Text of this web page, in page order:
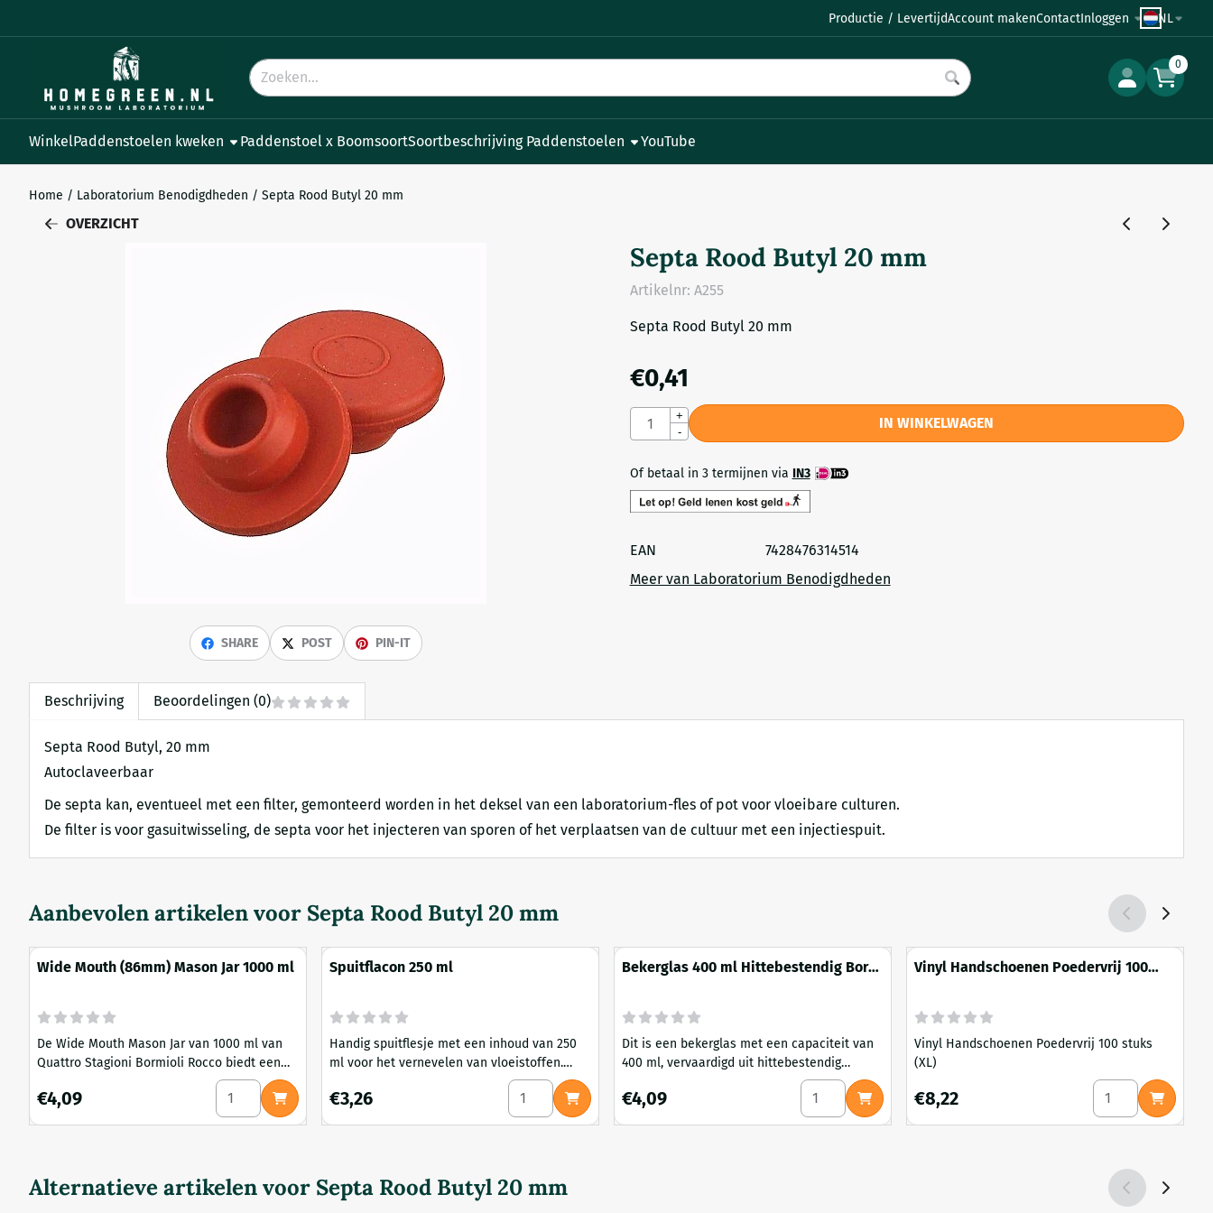
Productie / LevertijdAccount makenContactInloggen NL
Zoeken 0
WinkelPaddenstoelen kweken Paddenstoel x BoomsoortSoortbeschrijving Paddenstoelen YouTube
Home / Laboratorium Benodigdheden / Septa Rood Butyl 20 mm
OVERZICHT
SHARE POST PIN-IT
Septa Rood Butyl 20 mm
Artikelnr: A255
Septa Rood Butyl 20 mm
€0,41
Aantal
+
-
IN WINKELWAGEN
Of betaal in 3 termijnen via IN3
EAN
7428476314514
Meer van Laboratorium Benodigdheden
Beschrijving Beoordelingen (0)
Septa Rood Butyl, 20 mm
Autoclaveerbaar
De septa kan, eventueel met een filter, gemonteerd worden in het deksel van een laboratorium-fles of pot voor vloeibare culturen.
De filter is voor gasuitwisseling, de septa voor het injecteren van sporen of het verplaatsen van de cultuur met een injectiespuit.
Aanbevolen artikelen voor Septa Rood Butyl 20 mm
Wide Mouth (86mm) Mason Jar 1000 ml
De Wide Mouth Mason Jar van 1000 ml van
Quattro Stagioni Bormioli Rocco biedt een
breed scala aan toepassingen, van het
bewaren van zelfgemaakte jam en sauzen
tot het opslaan van droge ingrediënten zoals
van de pot een eenvoudige taak, wat het
ideaal maakt voor dagelijks gebru...
Prijs: 4,09
€4,09 Aantal kiezen voor Wide Mouth (86mm) Mason Jar 1000 ml
Spuitflacon 250 ml
Handig spuitflesje met een inhoud van 250
ml voor het vernevelen van vloeistoffen.
Bestand tegen alcohol oplossingen.
Prijs: 3,26
€3,26 Aantal kiezen voor Spuitflacon 250 ml
Bekerglas 400 ml Hittebestendig Boro
Dit is een bekerglas met een capaciteit van
400 ml, vervaardigd uit hittebestendig
borosilicaatglas. Het betreft een laag model.
Geschikt voor algemeen
Prijs: 4,09
€4,09 Aantal kiezen voor Bekerglas 400 ml Hittebestendig Boro Laag
Vinyl Handschoenen Poedervrij 100
Vinyl Handschoenen Poedervrij 100 stuks
(XL)
Prijs: 8,22
€8,22 Aantal kiezen
Alternatieve artikelen voor Septa Rood Butyl 20 mm